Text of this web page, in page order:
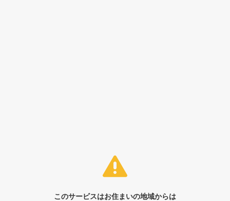
このサービスはお住まいの地域からは